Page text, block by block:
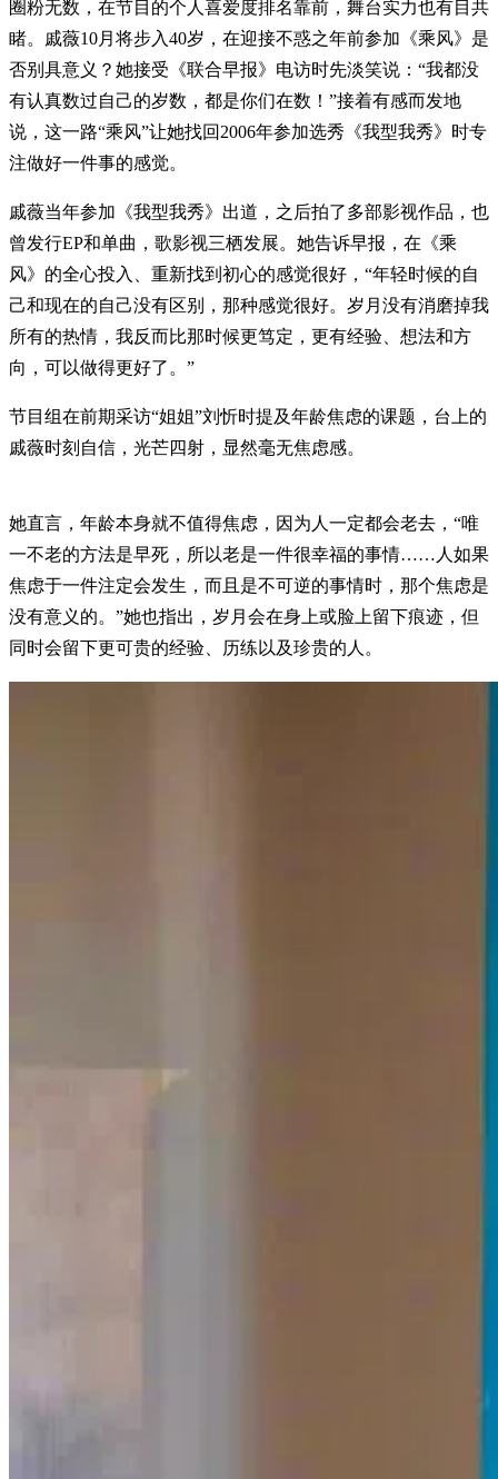
圈粉无数，在节目的个人喜爱度排名靠前，舞台实力也有目共
睹。戚薇10月将步入40岁，在迎接不惑之年前参加《乘风》是
否别具意义？她接受《联合早报》电访时先淡笑说：“我都没
有认真数过自己的岁数，都是你们在数！”接着有感而发地
说，这一路“乘风”让她找回2006年参加选秀《我型我秀》时专
注做好一件事的感觉。
戚薇当年参加《我型我秀》出道，之后拍了多部影视作品，也
曾发行EP和单曲，歌影视三栖发展。她告诉早报，在《乘
风》的全心投入、重新找到初心的感觉很好，“年轻时候的自
己和现在的自己没有区别，那种感觉很好。岁月没有消磨掉我
所有的热情，我反而比那时候更笃定，更有经验、想法和方
向，可以做得更好了。”
节目组在前期采访“姐姐”刘忻时提及年龄焦虑的课题，台上的
戚薇时刻自信，光芒四射，显然毫无焦虑感。
她直言，年龄本身就不值得焦虑，因为人一定都会老去，“唯
一不老的方法是早死，所以老是一件很幸福的事情……人如果
焦虑于一件注定会发生，而且是不可逆的事情时，那个焦虑是
没有意义的。”她也指出，岁月会在身上或脸上留下痕迹，但
同时会留下更可贵的经验、历练以及珍贵的人。